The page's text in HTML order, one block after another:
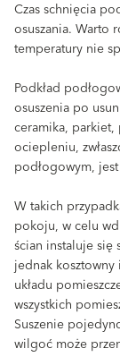
Czas schnięcia
osuszania. Warto
temperatury nie
Podkład
osuszenia po
ceramika, parkiet,
ociepleniu,
podłogowym,
W takich
pokoju, w celu
ścian instaluje się
jednak kosztowny
układu
wszystkich
Suszenie
wilgoć może